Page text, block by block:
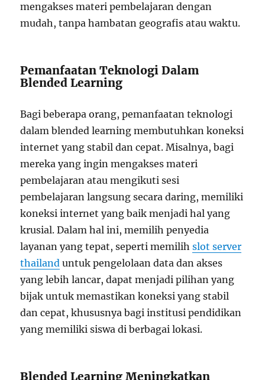
mengakses materi pembelajaran dengan
mudah, tanpa hambatan geografis atau waktu.
Pemanfaatan Teknologi Dalam
Blended Learning
Bagi beberapa orang, pemanfaatan teknologi
dalam blended learning membutuhkan koneksi
internet yang stabil dan cepat. Misalnya, bagi
mereka yang ingin mengakses materi
pembelajaran atau mengikuti sesi
pembelajaran langsung secara daring, memiliki
koneksi internet yang baik menjadi hal yang
krusial. Dalam hal ini, memilih penyedia
layanan yang tepat, seperti memilihslot server
thailand untuk pengelolaan data dan akses
yang lebih lancar, dapat menjadi pilihan yang
bijak untuk memastikan koneksi yang stabil
dan cepat, khususnya bagi institusi pendidikan
yang memiliki siswa di berbagai lokasi.
Blended Learning Meningkatkan